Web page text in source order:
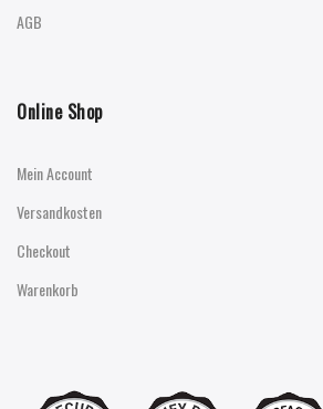
AGB
Online Shop
Mein Account
Versandkosten
Checkout
Warenkorb